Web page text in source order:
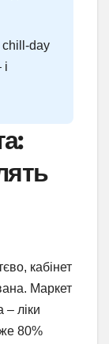
chill-day
кабінет
Маркет
– ліки
80%